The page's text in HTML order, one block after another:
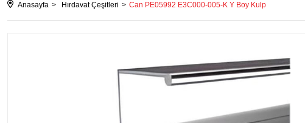
Anasayfa Hırdavat Çeşitleri Can PE05992 E3C000-005-K Y Boy Kulp